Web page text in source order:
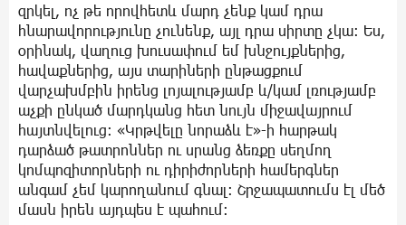
զրկել, ոչ թե որովհետև մարդ չենք կամ դրա
հնարավորությունը չունենք, այլ դրա սիրտը չկա: Ես,
օրինակ, վաղուց խուսափում եմ խնջույքներից,
հավաքներից, այս տարիների ընթացքում
վարչախմբին իրենց լոյալությամբ և/կամ լռությամբ
աչքի ընկած մարդկանց հետ նույն միջավայրում
հայտնվելուց: «Կրթվելը նորաձև է»-ի հարթակ
դարձած թատրոններ ու սրանց ձեռքը սեղմող
կոմպոզիտորների ու դիրիժորների համերգներ
անգամ չեմ կարողանում գնալ: Շրջապատումս էլ մեծ
մասն իրեն այդպես է պահում։